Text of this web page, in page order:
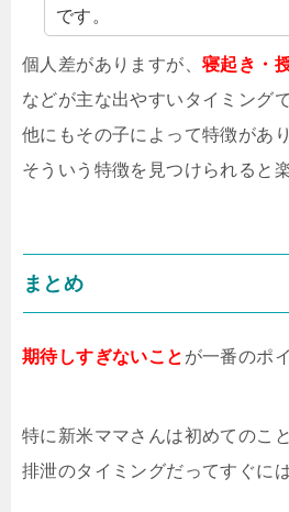
です。
個人差がありますが、 寝起き・
などが主な出やすいタイミングで
他にもその子によって特徴があり
そういう特徴を見つけられると
まとめ
期待しすぎないこと が一番のポ
特に新米ママさんは初めてのこ
排泄のタイミングだってすぐに